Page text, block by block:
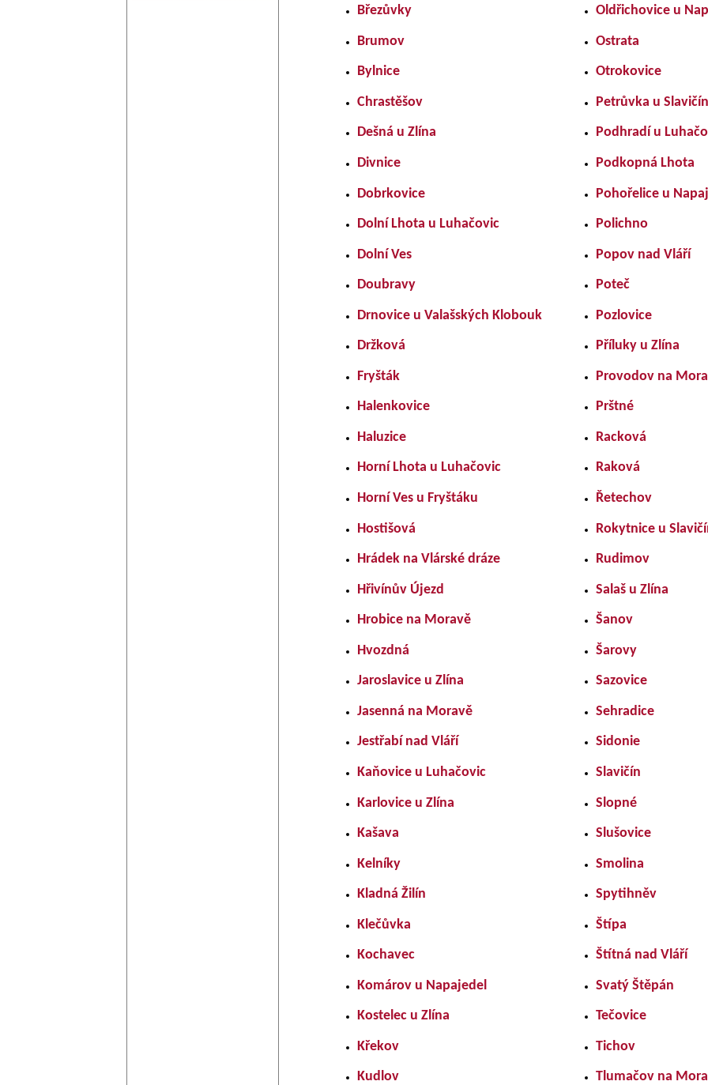
Březůvky
Brumov
Bylnice
Chrastěšov
Dešná u Zlína
Divnice
Dobrkovice
Dolní Lhota u Luhačovic
Dolní Ves
Doubravy
Drnovice u Valašských Klobouk
Držková
Fryšták
Halenkovice
Haluzice
Horní Lhota u Luhačovic
Horní Ves u Fryštáku
Hostišová
Hrádek na Vlárské dráze
Hřivínův Újezd
Hrobice na Moravě
Hvozdná
Jaroslavice u Zlína
Jasenná na Moravě
Jestřabí nad Vláří
Kaňovice u Luhačovic
Karlovice u Zlína
Kašava
Kelníky
Kladná Žilín
Klečůvka
Kochavec
Komárov u Napajedel
Kostelec u Zlína
Křekov
Kudlov
Oldřichovice u
Ostrata
Otrokovice
Petrůvka u
Podhradí u
Podkopná Lhota
Pohořelice u
Polichno
Popov nad Vláří
Poteč
Pozlovice
Příluky u Zlína
Provodov na
Prštné
Racková
Raková
Řetechov
Rokytnice u
Rudimov
Salaš u Zlína
Šanov
Šarovy
Sazovice
Sehradice
Sidonie
Slavičín
Slopné
Slušovice
Smolina
Spytihněv
Štípa
Štítná nad Vláří
Svatý Štěpán
Tečovice
Tichov
Tlumačov na